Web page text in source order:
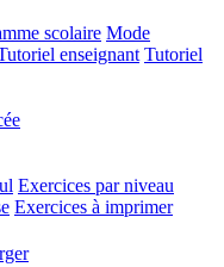
scolaire Mode
enseignant Tutoriel
Exercices par niveau
Exercices à imprimer